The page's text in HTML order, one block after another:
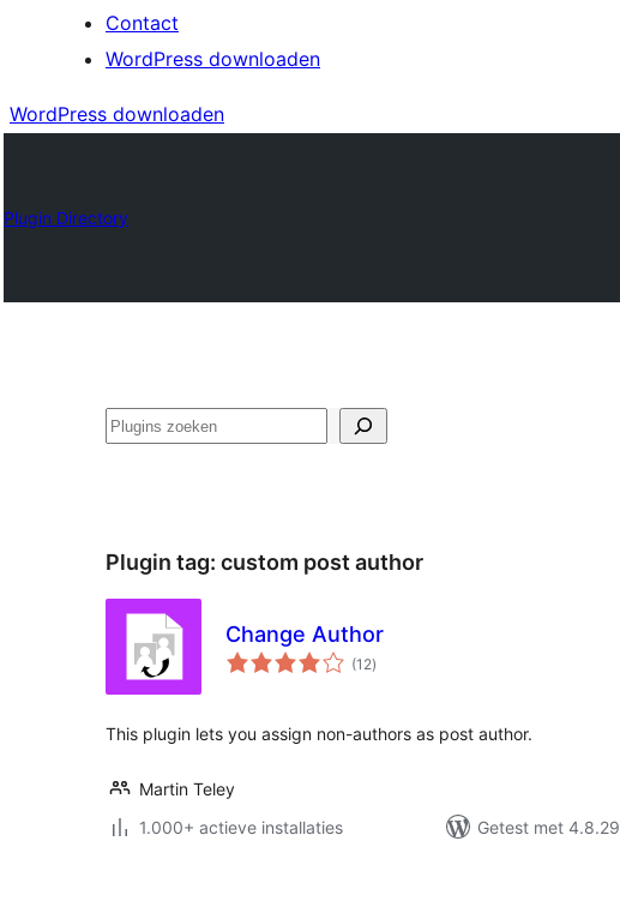
Contact
WordPress downloaden
WordPress downloaden
Plugin Directory
Zoeken
Plugin tag: custom post author
Change Author
(12totaal
waarderingen
)
This plugin lets you assign non-authors as post author.
Martin Teley
1.000+ actieve installaties
Getest met 4.8.29